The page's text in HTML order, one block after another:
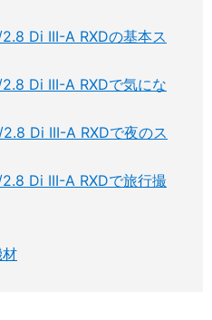
Di III-A RXDの基本ス
Di III-A RXDで気にな
Di III-A RXDで夜のス
Di III-A RXDで旅行撮